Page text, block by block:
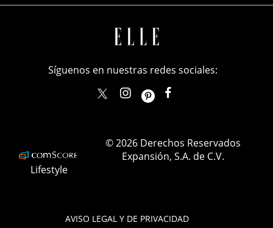
AVISO LEGAL Y DE PRIVACIDAD
Síguenos en nuestras redes sociales:
elle_mexicoellemexico
Lifestyle
© 2026 Derechos Reservados
Expansión, S.A. de C.V.